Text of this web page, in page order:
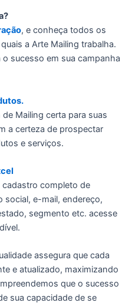
, e conheça todos os
a Arte Mailing trabalha.
sucesso em sua campanha
Mailing certa para suas
a certeza de prospectar
e serviços.
cadastro completo de
social, e-mail, endereço,
segmento etc. acesse
assegura que cada
e atualizado, maximizando
que o sucesso
sua capacidade de se